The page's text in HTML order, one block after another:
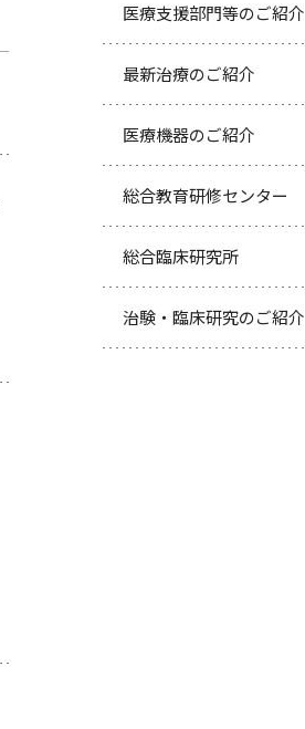
医療支援部門等のご紹介
最新治療のご紹介
医療機器のご紹介
総合教育研修センター
総合臨床研究所
治験・臨床研究のご紹介